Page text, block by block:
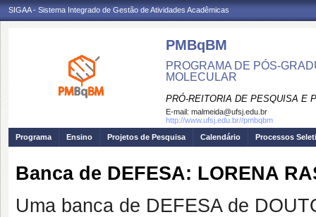
SIGAA - Sistema Integrado de Gestão de Atividades Acadêmicas
PMBqBM
PROGRAMA DE PÓS-
MOLECULAR
PRÓ-REITORIA DE PESQUISA E
E-mail: malmeida@ufsj.edu.br
http://www.ufsj.edu.br//pmbqbm
Programa
Ensino Projetos de Pesquisa Calendário Processos
Banca de DEFESA: LORENA
Uma banca de DEFESA de